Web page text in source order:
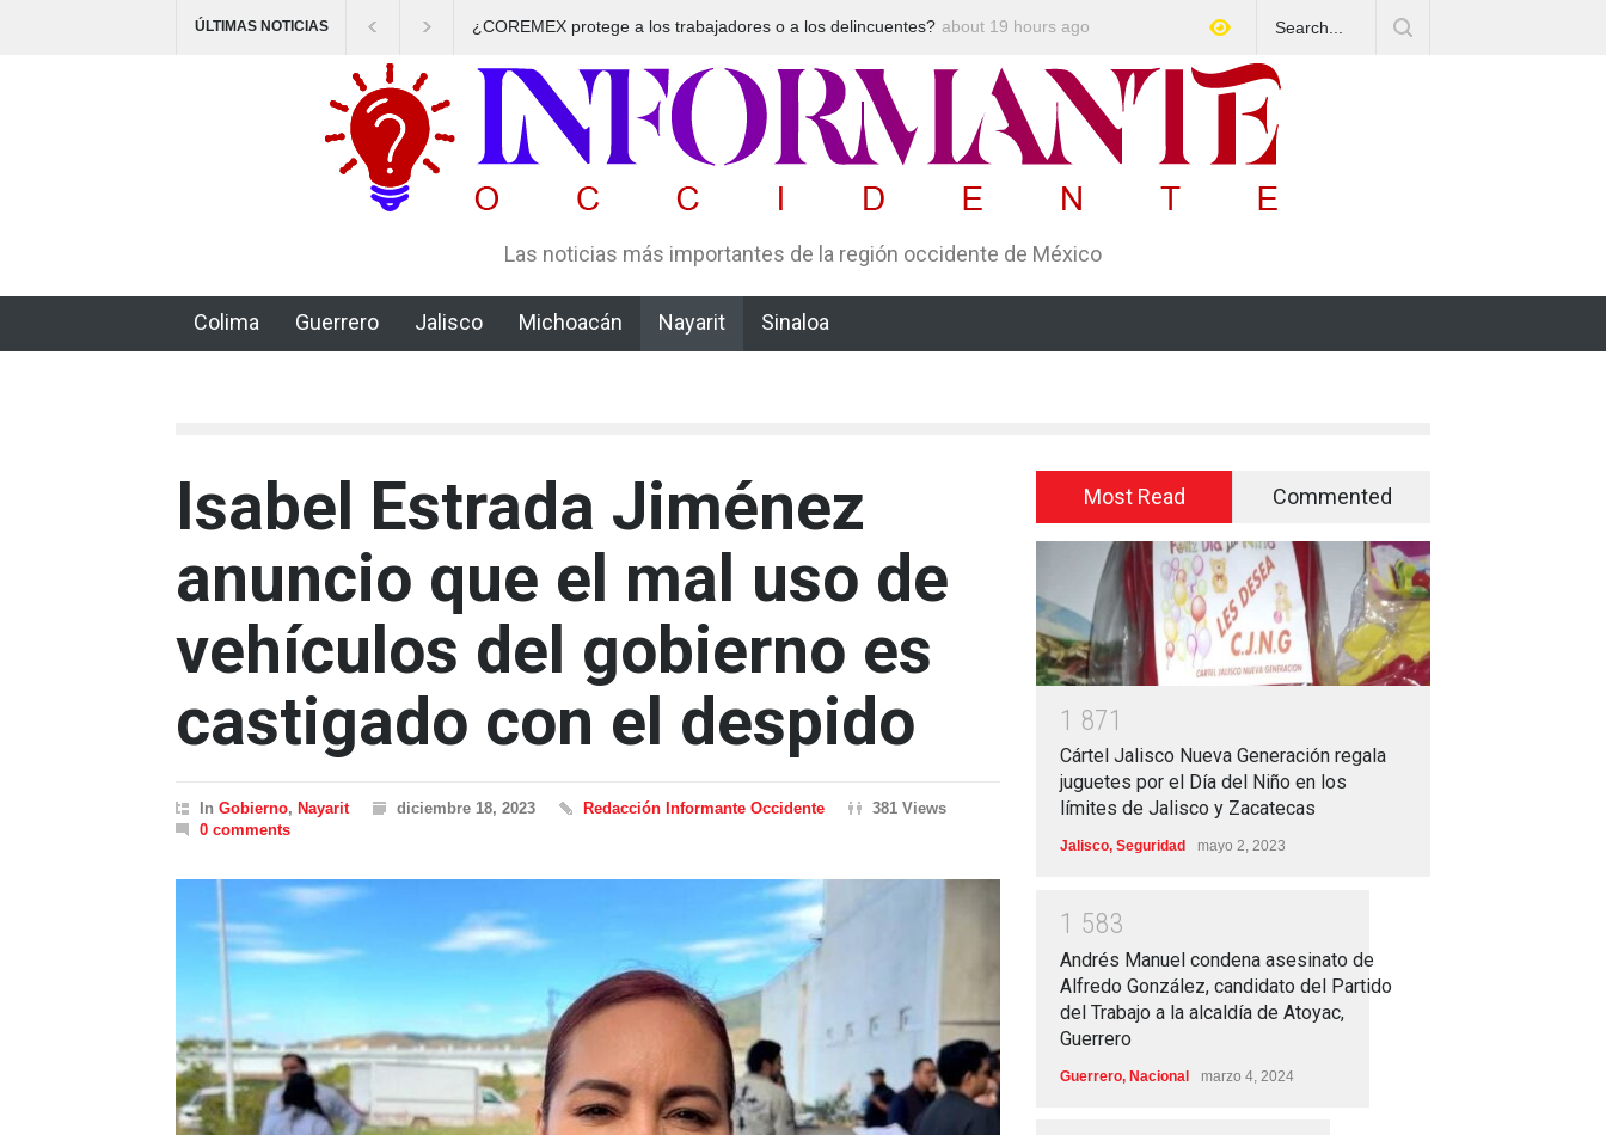
ÚLTIMAS NOTICIAS
¿COREMEX protege a los trabajadores o a los delincuentes?
El CJNG aventaja al Cártel de Sinaloa en expansión y variedad
Arrestan en Texas a ciudadano mexicano señalado de operar
about 19 hours ago
Las noticias más importantes de la región occidente de México
Colima Guerrero Jalisco Michoacán Nayarit Sinaloa
Isabel Estrada Jiménez
anuncio que el mal uso de
vehículos del gobierno es
castigado con el despido
In Gobierno, Nayarit diciembre 18, 2023 Redacción Informante Occidente
381 Views
0 comments
Most Read Commented
1 871
Cártel Jalisco Nueva Generación regala
juguetes por el Día del Niño en los
límites de Jalisco y Zacatecas
Jalisco, Seguridad mayo 2, 2023
1 583
Andrés Manuel condena asesinato de
Alfredo González, candidato del Partido
del Trabajo a la alcaldía de Atoyac,
Guerrero
Guerrero, Nacional marzo 4, 2024